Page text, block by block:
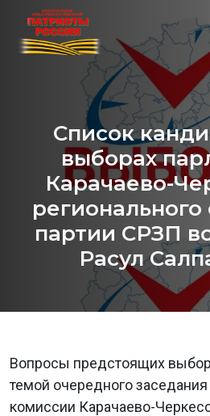
Список
выборах
Карачаево-
партии СРЗП
Расул
Вопросы предстоящих
темой очередного заседания
комиссии Карачаево-